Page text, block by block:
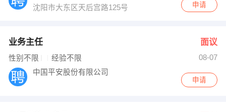
沈阳市大东区天后宫路125号
申请
业务主任 面议
性别不限 经验不限
08-07
中国平安股份有限公司
申请